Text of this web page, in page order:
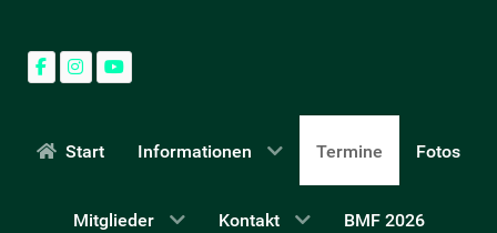
Start Informationen Termine Fotos
Mitglieder Kontakt BMF 2026